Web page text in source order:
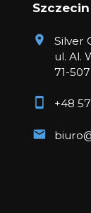
Szczecin
Silver
ul. Al.
71-
+48